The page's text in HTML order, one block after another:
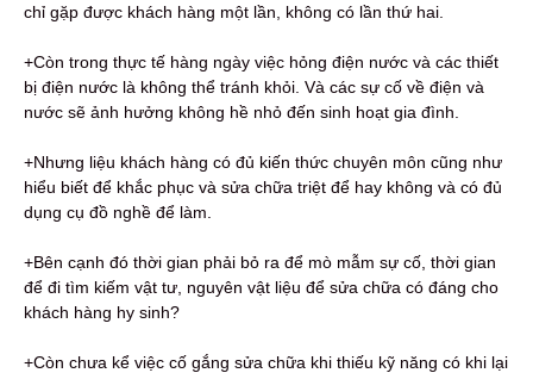
chỉ gặp được khách hàng một lần, không có lần thứ hai.
+Còn trong thực tế hàng ngày việc hỏng điện nước và các thiết
bị điện nước là không thể tránh khỏi. Và các sự cố về điện và
nước sẽ ảnh hưởng không hề nhỏ đến sinh hoạt gia đình.
+Nhưng liệu khách hàng có đủ kiến thức chuyên môn cũng như
hiểu biết để khắc phục và sửa chữa triệt để hay không và có đủ
dụng cụ đồ nghề để làm.
+Bên cạnh đó thời gian phải bỏ ra để mò mẫm sự cố, thời gian
để đi tìm kiếm vật tư, nguyên vật liệu để sửa chữa có đáng cho
khách hàng hy sinh?
+Còn chưa kể việc cố gắng sửa chữa khi thiếu kỹ năng có khi lại